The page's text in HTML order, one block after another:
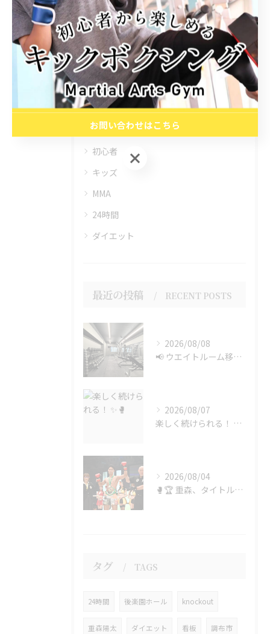
< 前のページ 一覧に戻る 次のページ >
カテゴリー CATEGORIES
全てのカテゴリー
初心者
キッズ
MMA
24時間
ダイエット
最近の投稿 RECENT POSTS
2026/08/08
📢 ウエイトルーム移設のお知らせ
2026/08/07
楽しく続けられる！ ✨🥊
2026/08/04
🥊🏆 重森、タイトル奪取！！ 🏆🥊
タグ TAGS
24時間 後楽園ホール knockout
重森陽太 ダイエット 看板 調布市
お問い合わせはこちら
お問い合わせはこちら